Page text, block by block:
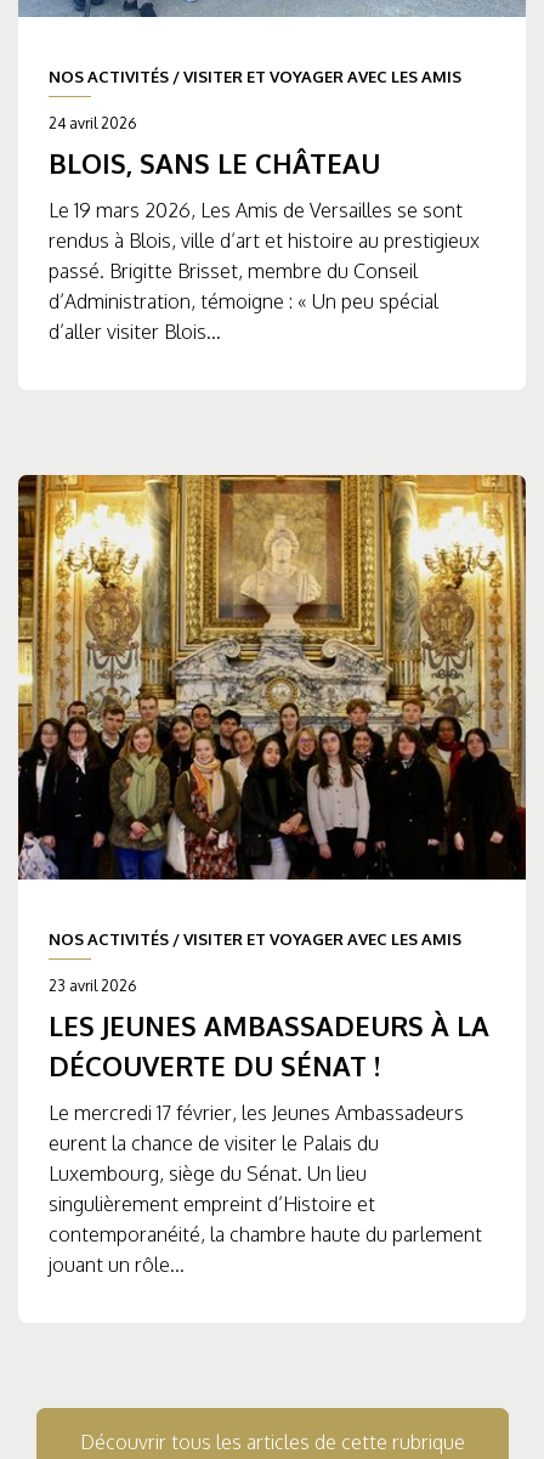
NOS ACTIVITÉS /VISITER ET VOYAGER AVEC LES AMIS
24 avril 2026
BLOIS, SANS LE CHÂTEAU
Le 19 mars 2026, Les Amis de Versailles se sont
rendus à Blois, ville d’art et histoire au prestigieux
passé. Brigitte Brisset, membre du Conseil
d’Administration, témoigne : « Un peu spécial
d’aller visiter Blois...
NOS ACTIVITÉS /VISITER ET VOYAGER AVEC LES AMIS
23 avril 2026
LES JEUNES AMBASSADEURS À LA
DÉCOUVERTE DU SÉNAT !
Le mercredi 17 février, les Jeunes Ambassadeurs
eurent la chance de visiter le Palais du
Luxembourg, siège du Sénat. Un lieu
singulièrement empreint d’Histoire et
contemporanéité, la chambre haute du parlement
jouant un rôle...
Découvrir tous les articles de cette rubrique